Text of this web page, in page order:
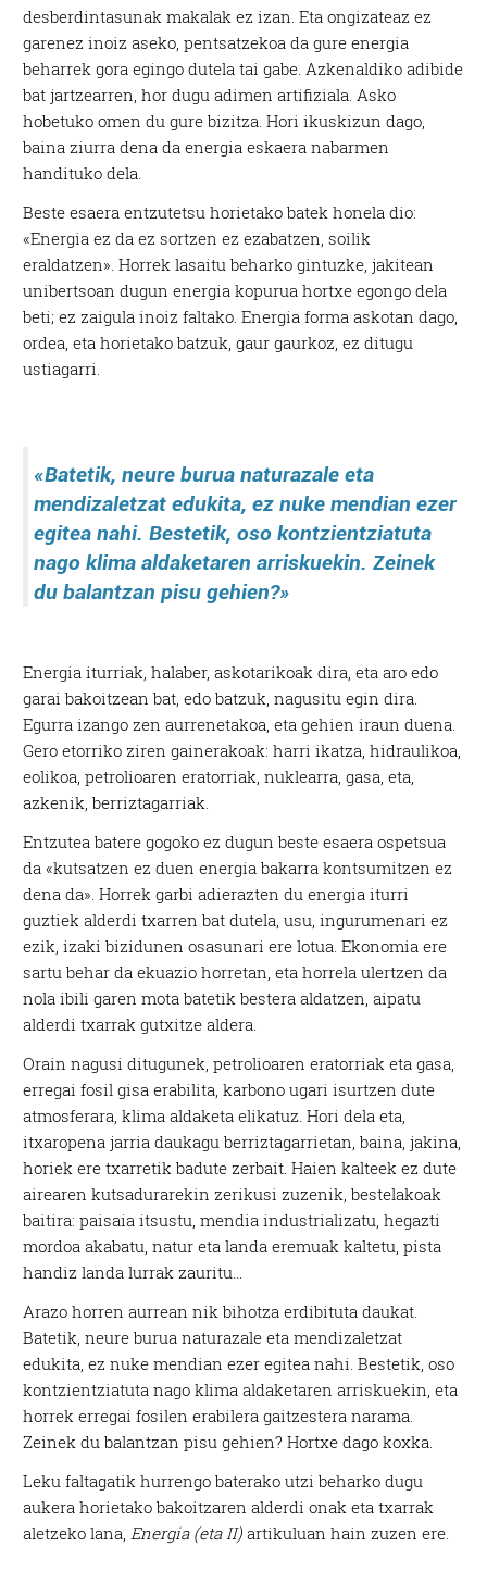
desberdintasunak makalak ez izan. Eta ongizateaz ez
garenez inoiz aseko, pentsatzekoa da gure energia
beharrek gora egingo dutela tai gabe. Azkenaldiko adibide
bat jartzearren, hor dugu adimen artifiziala. Asko
hobetuko omen du gure bizitza. Hori ikuskizun dago,
baina ziurra dena da energia eskaera nabarmen
handituko dela.
Beste esaera entzutetsu horietako batek honela dio:
«Energia ez da ez sortzen ez ezabatzen, soilik
eraldatzen». Horrek lasaitu beharko gintuzke, jakitean
unibertsoan dugun energia kopurua hortxe egongo dela
beti; ez zaigula inoiz faltako. Energia forma askotan dago,
ordea, eta horietako batzuk, gaur gaurkoz, ez ditugu
ustiagarri.
«Batetik, neure burua naturazale eta
mendizaletzat edukita, ez nuke mendian ezer
egitea nahi. Bestetik, oso kontzientziatuta
nago klima aldaketaren arriskuekin. Zeinek
du balantzan pisu gehien?»
Energia iturriak, halaber, askotarikoak dira, eta aro edo
garai bakoitzean bat, edo batzuk, nagusitu egin dira.
Egurra izango zen aurrenetakoa, eta gehien iraun duena.
Gero etorriko ziren gainerakoak: harri ikatza, hidraulikoa,
eolikoa, petrolioaren eratorriak, nuklearra, gasa, eta,
azkenik, berriztagarriak.
Entzutea batere gogoko ez dugun beste esaera ospetsua
da «kutsatzen ez duen energia bakarra kontsumitzen ez
dena da». Horrek garbi adierazten du energia iturri
guztiek alderdi txarren bat dutela, usu, ingurumenari ez
ezik, izaki bizidunen osasunari ere lotua. Ekonomia ere
sartu behar da ekuazio horretan, eta horrela ulertzen da
nola ibili garen mota batetik bestera aldatzen, aipatu
alderdi txarrak gutxitze aldera.
Orain nagusi ditugunek, petrolioaren eratorriak eta gasa,
erregai fosil gisa erabilita, karbono ugari isurtzen dute
atmosferara, klima aldaketa elikatuz. Hori dela eta,
itxaropena jarria daukagu berriztagarrietan, baina, jakina,
horiek ere txarretik badute zerbait. Haien kalteek ez dute
airearen kutsadurarekin zerikusi zuzenik, bestelakoak
baitira: paisaia itsustu, mendia industrializatu, hegazti
mordoa akabatu, natur eta landa eremuak kaltetu, pista
handiz landa lurrak zauritu…
Arazo horren aurrean nik bihotza erdibituta daukat.
Batetik, neure burua naturazale eta mendizaletzat
edukita, ez nuke mendian ezer egitea nahi. Bestetik, oso
kontzientziatuta nago klima aldaketaren arriskuekin, eta
horrek erregai fosilen erabilera gaitzestera narama.
Zeinek du balantzan pisu gehien? Hortxe dago koxka.
Leku faltagatik hurrengo baterako utzi beharko dugu
aukera horietako bakoitzaren alderdi onak eta txarrak
aletzeko lana,Energia (eta II) artikuluan hain zuzen ere.